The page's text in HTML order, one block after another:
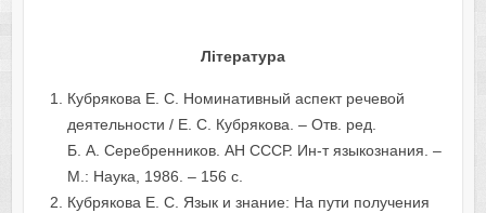
Література
Кубрякова Е. С. Номинативный аспект речевой
деятельности / Е. С. Кубрякова. – Отв. ред.
Б. А. Серебренников. АН СССР. Ин-т языкознания. –
М.: Наука, 1986. – 156 с.
Кубрякова Е. С. Язык и знание: На пути получения